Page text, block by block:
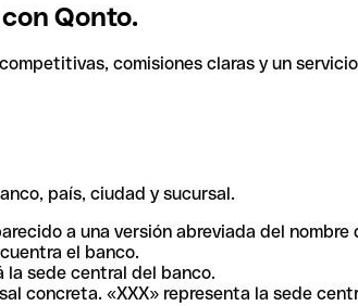
Qonto.
comisiones claras y un
país, ciudad y sucursal.
a una versión abreviada del nombre
el banco.
sede central del banco.
concreta. «XXX» representa la sede